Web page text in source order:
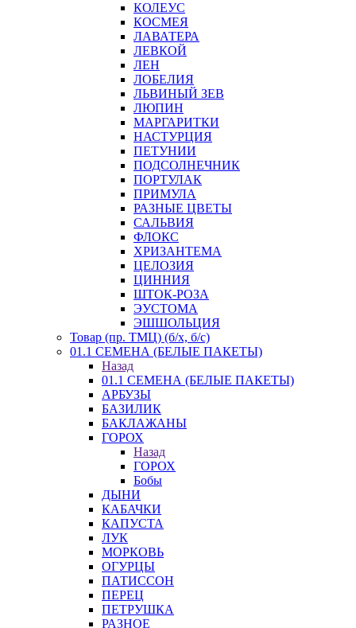
КОЛЕУС
КОСМЕЯ
ЛАВАТЕРА
ЛЕВКОЙ
ЛЕН
ЛОБЕЛИЯ
ЛЬВИНЫЙ ЗЕВ
ЛЮПИН
МАРГАРИТКИ
НАСТУРЦИЯ
ПЕТУНИИ
ПОДСОЛНЕЧНИК
ПОРТУЛАК
ПРИМУЛА
РАЗНЫЕ ЦВЕТЫ
САЛЬВИЯ
ФЛОКС
ХРИЗАНТЕМА
ЦЕЛОЗИЯ
ЦИННИЯ
ШТОК-РОЗА
ЭУСТОМА
ЭШШОЛЬЦИЯ
Товар (пр. ТМЦ) (б/х, б/с)
01.1 СЕМЕНА (БЕЛЫЕ ПАКЕТЫ)
Назад
01.1 СЕМЕНА (БЕЛЫЕ ПАКЕТЫ)
АРБУЗЫ
БАЗИЛИК
БАКЛАЖАНЫ
ГОРОХ
Назад
ГОРОХ
Бобы
ДЫНИ
КАБАЧКИ
КАПУСТА
ЛУК
МОРКОВЬ
ОГУРЦЫ
ПАТИССОН
ПЕРЕЦ
ПЕТРУШКА
РАЗНОЕ